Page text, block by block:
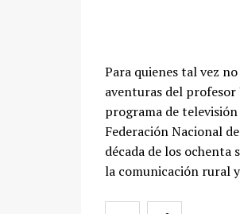
Para quienes tal vez
aventuras del profesor
programa de
Federación Nacional
década de los ochenta
la comunicación rural